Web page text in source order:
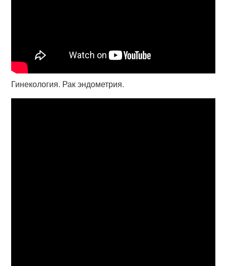
Гинекология. Рак эндометрия.